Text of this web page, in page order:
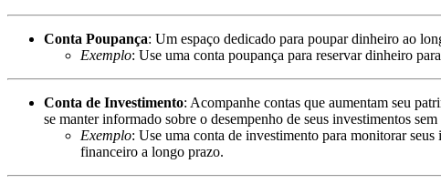
Conta Poupança: Um espaço dedicado para poupar dinheiro ao
Exemplo: Use uma conta poupança para reservar dinheiro
Conta de Investimento: Acompanhe contas que aumentam seu
se manter informado sobre o desempenho de seus investimentos
Exemplo: Use uma conta de investimento para monitorar
financeiro a longo prazo.